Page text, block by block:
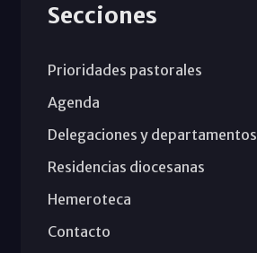
Secciones
Prioridades pastorales
Agenda
Delegaciones y departamentos
Residencias diocesanas
Hemeroteca
Contacto